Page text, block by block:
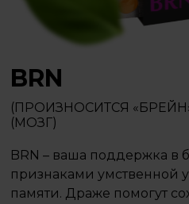
BRN
(ПРОИЗНОСИТСЯ
(МОЗГ)
BRN – ваша поддержка в
признаками умственной
памяти. Драже помогут